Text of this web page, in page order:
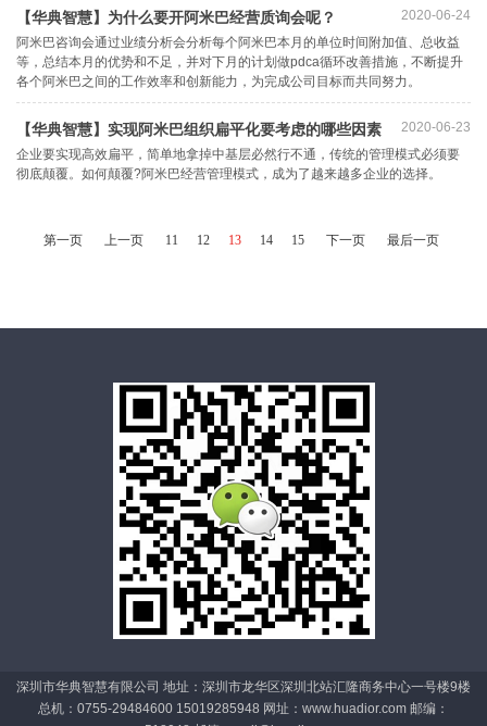
​【华典智慧】为什么要开阿米巴经营质询会呢？
2020-06-24
阿米巴咨询会通过业绩分析会分析每个阿米巴本月的单位时间附加值、总收益
等，总结本月的优势和不足，并对下月的计划做pdca循环改善措施，不断提升
各个阿米巴之间的工作效率和创新能力，为完成公司目标而共同努力。
【华典智慧】实现阿米巴组织扁平化要考虑的哪些因素
2020-06-23
企业要实现高效扁平，简单地拿掉中基层必然行不通，传统的管理模式必须要
彻底颠覆。如何颠覆?阿米巴经营管理模式，成为了越来越多企业的选择。
第一页 上一页 11 12 13 14 15 下一页 最后一页
深圳市华典智慧有限公司 地址：深圳市龙华区深圳北站汇隆商务中心一号楼9楼
总机：0755-29484600 15019285948 网址：www.huadior.com 邮编：